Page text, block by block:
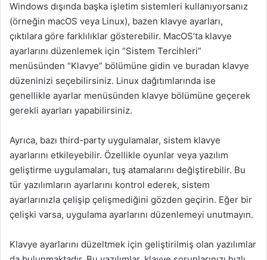
Windows dışında başka işletim sistemleri kullanıyorsanız
(örneğin macOS veya Linux), bazen klavye ayarları,
çıktılara göre farklılıklar gösterebilir. MacOS’ta klavye
ayarlarını düzenlemek için “Sistem Tercihleri”
menüsünden “Klavye” bölümüne gidin ve buradan klavye
düzeninizi seçebilirsiniz. Linux dağıtımlarında ise
genellikle ayarlar menüsünden klavye bölümüne geçerek
gerekli ayarları yapabilirsiniz.
Ayrıca, bazı third-party uygulamalar, sistem klavye
ayarlarını etkileyebilir. Özellikle oyunlar veya yazılım
geliştirme uygulamaları, tuş atamalarını değiştirebilir. Bu
tür yazılımların ayarlarını kontrol ederek, sistem
ayarlarınızla çelişip çelişmediğini gözden geçirin. Eğer bir
çelişki varsa, uygulama ayarlarını düzenlemeyi unutmayın.
Klavye ayarlarını düzeltmek için geliştirilmiş olan yazılımlar